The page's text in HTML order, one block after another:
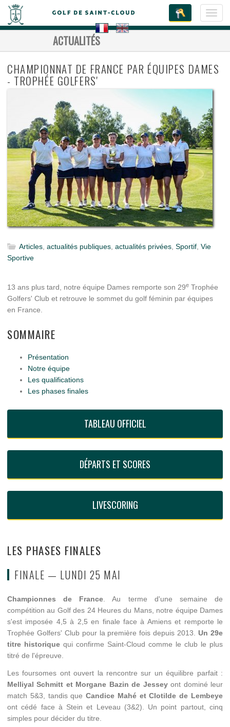
ACTUALITÉS
CHAMPIONNAT DE FRANCE PAR ÉQUIPES DAMES
- TROPHÉE GOLFERS'
Articles actualités publiques actualités privées Sportif Vie
Sportive
13 ans plus tard, notre équipe Dames remporte son 29e Trophée
Golfers' Club et retrouve le sommet du golf féminin par équipes
en France.
SOMMAIRE
Présentation
Notre équipe
Les qualifications
Les phases finales
TABLEAU OFFICIEL
DÉPARTS ET SCORES
LIVESCORING
LES PHASES FINALES
FINALE — LUNDI 25 MAI
Championnes de France . Au terme d'une semaine de
compétition au Golf des 24 Heures du Mans, notre équipe Dames
s'est imposée 4,5 à 2,5 en finale face à Amiens et remporte le
Trophée Golfers' Club pour la première fois depuis 2013. Un 29e
titre historique qui confirme Saint-Cloud comme le club le plus
titré de l'épreuve.
Les foursomes ont ouvert la rencontre sur un équilibre parfait :
Melliyal Schmitt et Morgane Bazin de Jesseyont dominé leur
match 5&3, tandis queCandice Mahé et Clotilde de Lembeye
ont cédé face à Stein et Leveau (3&2). Un point partout, cinq
simples pour décider du titre.